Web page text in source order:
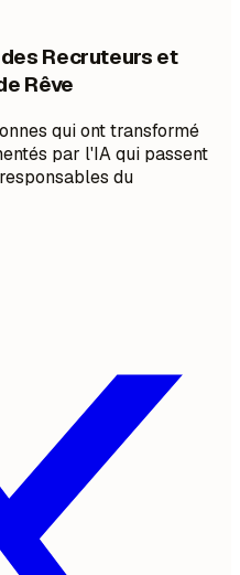
des Recruteurs et
Rêve
qui ont transformé
par l'IA qui passent
du